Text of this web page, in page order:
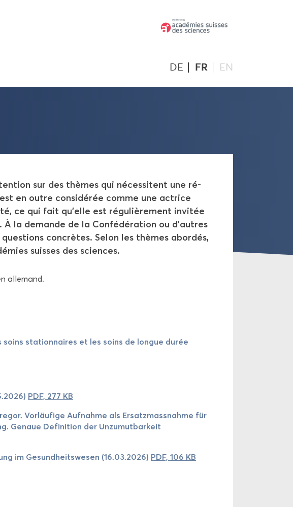
DE FR EN
sur des thèmes qui né­ces­sitent une ré­
en outre consi­dé­rée comme une ac­trice
ce qui fait qu’elle est ré­gu­liè­re­ment in­vi­tée
À la de­mande de la Confé­dé­ra­tion ou d'autres
concrètes. Selon les thèmes abor­dés,
suisses des sciences.
al­le­mand.
sta­tion­naires et les soins de longue durée
PDF, 277 KB
Vorläufige Auf­nahme als Er­satz­mass­nahme für
Ge­naue De­fi­ni­tion der Un­zu­mut­bar­keit
im Ge­sund­heits­we­sen (16.03.2026) PDF, 106 KB